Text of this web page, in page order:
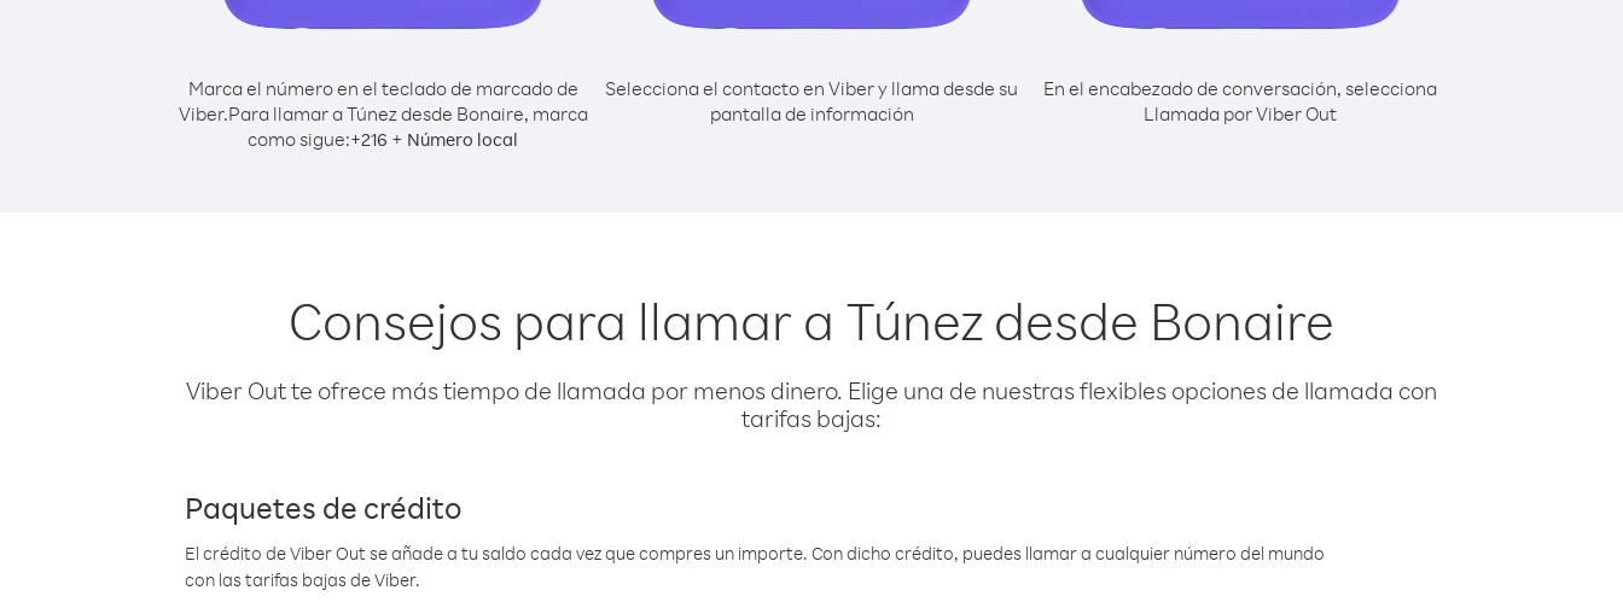
Marca el número en el teclado de marcado de
Viber.Para llamar a Túnez desde Bonaire, marca
como sigue:+216 + Número local
Selecciona el contacto en Viber y llama desde su
pantalla de información
En el encabezado de conversación, selecciona
Llamada por Viber Out
Consejos para llamar a Túnez desde Bonaire
Viber Out te ofrece más tiempo de llamada por menos dinero. Elige una de nuestras flexibles opciones de llamada con
tarifas bajas:
Paquetes de crédito
El crédito de Viber Out se añade a tu saldo cada vez que compres un importe. Con dicho crédito, puedes llamar a cualquier número del mundo
con las tarifas bajas de Viber.